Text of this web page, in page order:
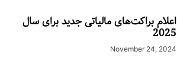
اعلام براکت‌های مالیاتی جدید برای سال
2025
November 24, 2024